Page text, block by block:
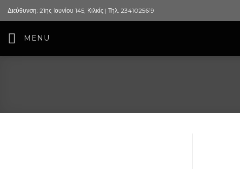
Skip
to
content
Διεύθυνση: 21ης Ιουνίου 145, Κιλκίς | Τηλ. 2341025619
MENU